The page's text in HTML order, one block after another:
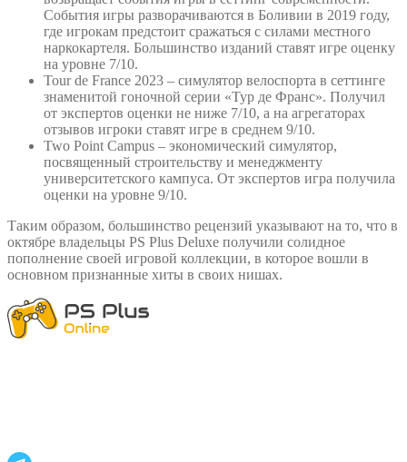
События игры разворачиваются в Боливии в 2019 году,
где игрокам предстоит сражаться с силами местного
наркокартеля. Большинство изданий ставят игре оценку
на уровне 7/10.
Tour de France 2023 – симулятор велоспорта в сеттинге
знаменитой гоночной серии «Тур де Франс». Получил
от экспертов оценки не ниже 7/10, а на агрегаторах
отзывов игроки ставят игре в среднем 9/10.
Two Point Campus – экономический симулятор,
посвященный строительству и менеджменту
университетского кампуса. От экспертов игра получила
оценки на уровне 9/10.
Таким образом, большинство рецензий указывают на то, что в
октябре владельцы PS Plus Deluxe получили солидное
пополнение своей игровой коллекции, в которое вошли в
основном признанные хиты в своих нишах.